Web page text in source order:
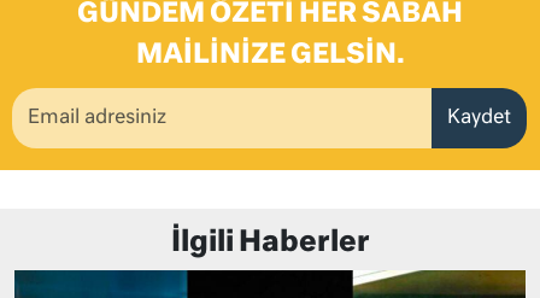
GÜNDEM ÖZETI HER SABAH
MAILINIZE GELSIN.
Kaydet
İlgili Haberler